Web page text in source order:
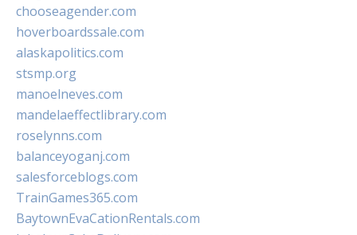
chooseagender.com
hoverboardssale.com
alaskapolitics.com
stsmp.org
manoelneves.com
mandelaeffectlibrary.com
roselynns.com
balanceyoganj.com
salesforceblogs.com
TrainGames365.com
BaytownEvaCationRentals.com